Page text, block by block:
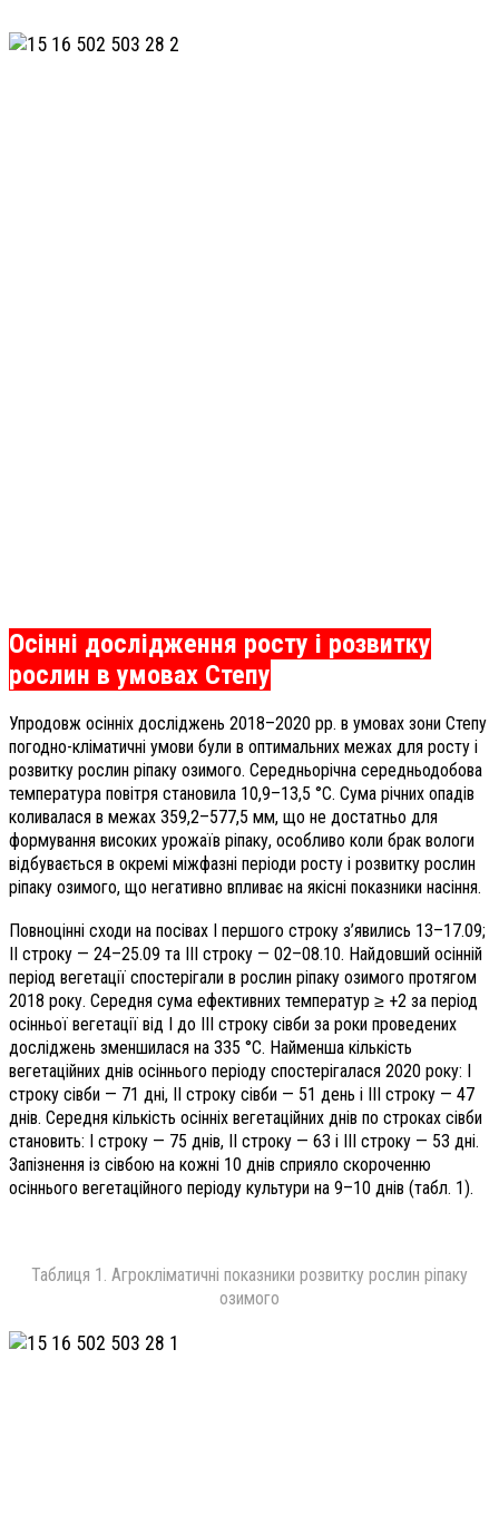
Осінні дослідження росту і розвитку
рослин в умовах Степу
Упродовж осінніх досліджень 2018–2020 рр. в умовах зони Степу
погодно-кліматичні умови були в оптимальних межах для росту і
розвитку рослин ріпаку озимого. Середньорічна середньодобова
температура повітря становила 10,9–13,5 °С. Сума річних опадів
коливалася в межах 359,2–577,5 мм, що не достатньо для
формування високих урожаїв ріпаку, особливо коли брак вологи
відбувається в окремі міжфазні періоди росту і розвитку рослин
ріпаку озимого, що негативно впливає на якісні показники насіння.
Повноцінні сходи на посівах I першого строку з’явились 13–17.09;
ІІ строку — 24–25.09 та III строку — 02–08.10. Найдовший осінній
період вегетації спостерігали в рослин ріпаку озимого протягом
2018 року. Середня сума ефективних температур ≥ +2 за період
осінньої вегетації від І до ІІІ строку сівби за роки проведених
досліджень зменшилася на 335 °С. Найменша кількість
вегетаційних днів осіннього періоду спостерігалася 2020 року: І
строку сівби — 71 дні, ІІ строку сівби — 51 день і ІІІ строку — 47
днів. Середня кількість осінніх вегетаційних днів по строках сівби
становить: І строку — 75 днів, ІІ строку — 63 і ІІІ строку — 53 дні.
Запізнення із сівбою на кожні 10 днів сприяло скороченню
осіннього вегетаційного періоду культури на 9–10 днів (табл. 1).
Таблиця 1. Агрокліматичні показники розвитку рослин ріпаку
озимого